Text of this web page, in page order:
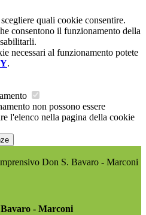
quali cookie consentire.
consentono il funzionamento della
necessari al funzionamento potete
.
non possono essere
l'elenco nella pagina della cookie
Don S. Bavaro - Marconi
- Marconi